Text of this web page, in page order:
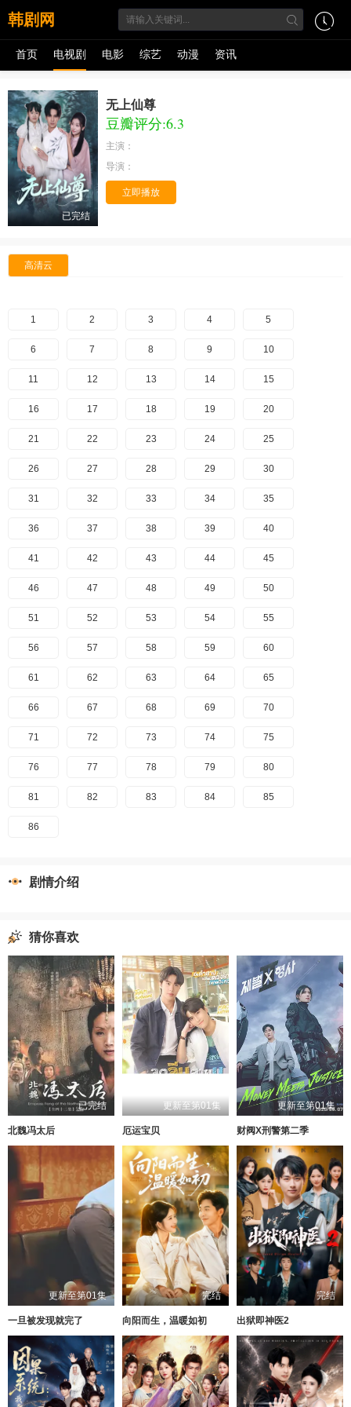
韩剧网
首页 电视剧 电影 综艺 动漫 资讯
已完结
无上仙尊
豆瓣评分:6.3
主演：
导演：
立即播放
高清云
1 2 3 4 5
6 7 8 9 10
11 12 13 14 15
16 17 18 19 20
21 22 23 24 25
26 27 28 29 30
31 32 33 34 35
36 37 38 39 40
41 42 43 44 45
46 47 48 49 50
51 52 53 54 55
56 57 58 59 60
61 62 63 64 65
66 67 68 69 70
71 72 73 74 75
76 77 78 79 80
81 82 83 84 85
86
剧情介绍
猜你喜欢
已完结
北魏冯太后
更新至第01集
厄运宝贝
更新至第01集
财阀X刑警第二季
更新至第01集
一旦被发现就完了
完结
向阳而生，温暖如初
完结
出狱即神医2